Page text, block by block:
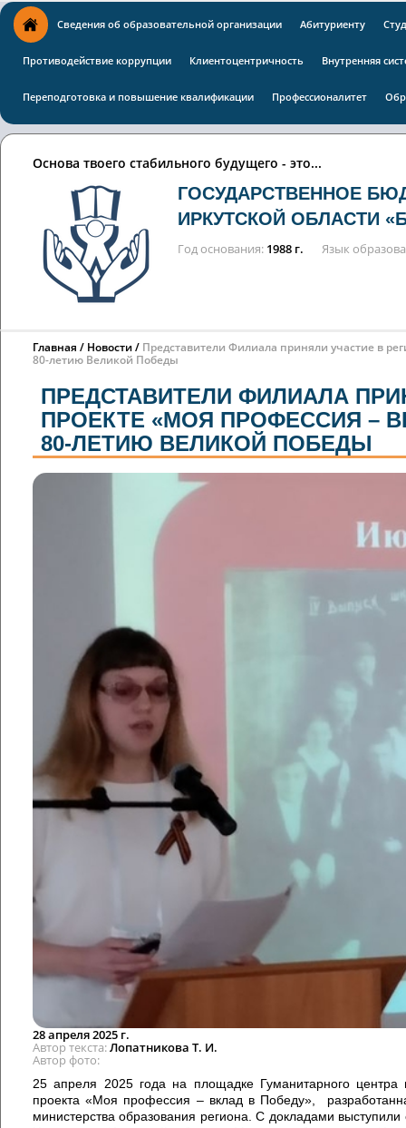
Сведения об образовательной организации Абитуриенту
Противодействие коррупции Клиентоцентричность Внутренняя
Переподготовка и повышение квалификации Профессионалитет
Основа твоего стабильного будущего - это...
ГОСУДАРСТВЕННОЕ
ИРКУТСКОЙ ОБЛАСТИ
Год основания 1988 г. Язык
Главная Новости
Представители Филиала приняли участие в
80-летию Великой Победы
ПРЕДСТАВИТЕЛИ ФИЛИАЛА
ПРОЕКТЕ «МОЯ ПРОФЕССИЯ –
80-ЛЕТИЮ ВЕЛИКОЙ ПОБЕДЫ
28 апреля 2025 г.
Автор текста Лопатникова Т. И.
Автор фото
25 апреля 2025 года на площадке Гуманитарного центра
проекта «Моя профессия – вклад в Победу»,
министерства образования региона. С докладами